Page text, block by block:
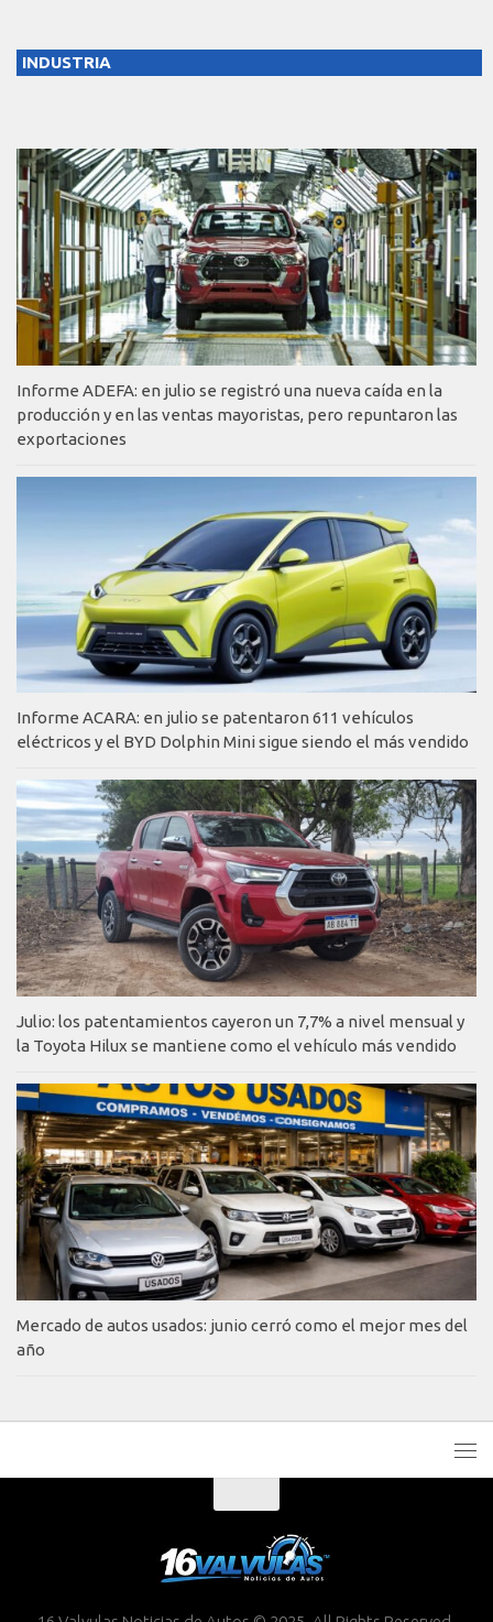
INDUSTRIA
Informe ADEFA: en julio se registró una nueva caída en la
producción y en las ventas mayoristas, pero repuntaron las
exportaciones
Informe ACARA: en julio se patentaron 611 vehículos
eléctricos y el BYD Dolphin Mini sigue siendo el más vendido
Julio: los patentamientos cayeron un 7,7% a nivel mensual y
la Toyota Hilux se mantiene como el vehículo más vendido
Mercado de autos usados: junio cerró como el mejor mes del
año